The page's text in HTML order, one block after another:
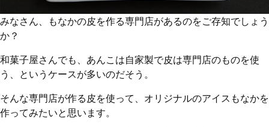
みなさん、もなかの皮を作る専門店があるのをご存知でしょう
か？
和菓子屋さんでも、あんこは自家製で皮は専門店のものを使
う、というケースが多いのだそう。
そんな専門店が作る皮を使って、オリジナルのアイスもなかを
作ってみたいと思います。